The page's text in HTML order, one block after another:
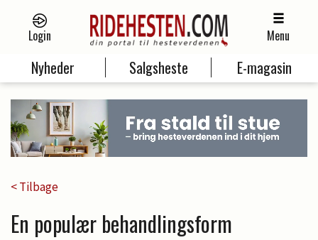
Login Menu
Nyheder Salgsheste E-magasin
< Tilbage
En populær behandlingsform